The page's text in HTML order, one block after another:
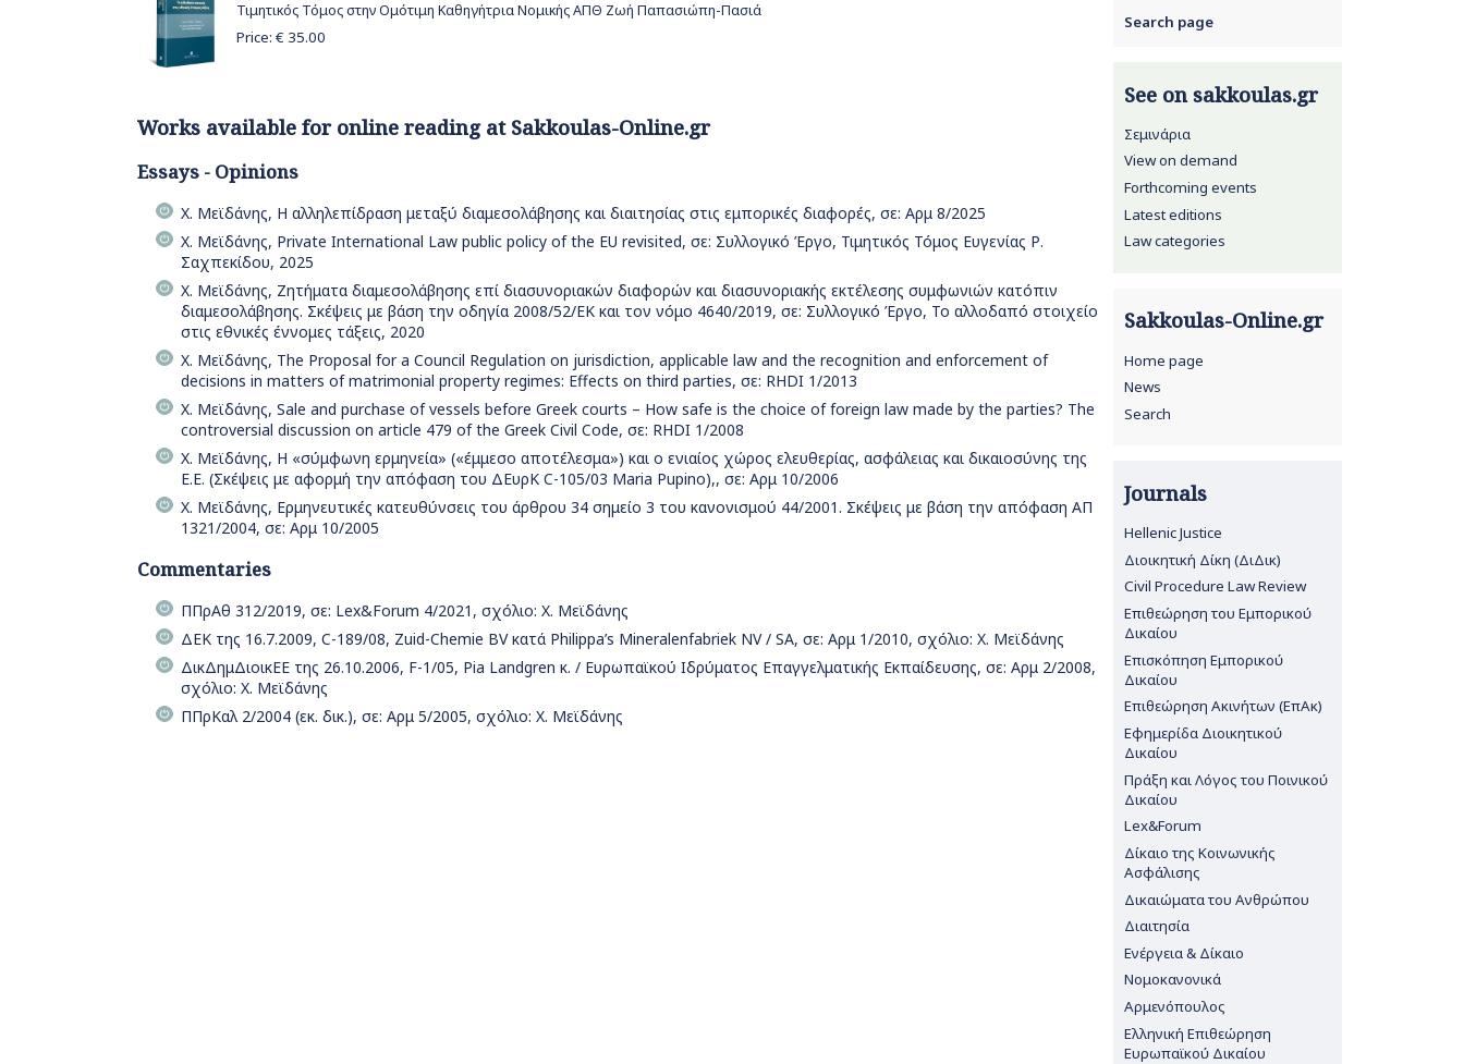
Τιμητικός Τόμος στην Ομότιμη Καθηγήτρια Νομικής ΑΠΘ Ζωή Παπασιώπη-Πασιά
Price: € 35.00
Works available for online reading at Sakkoulas-Online.gr
Essays - Opinions
Χ. Μεϊδάνης, Η αλληλεπίδραση μεταξύ διαμεσολάβησης και διαιτησίας στις εμπορικές διαφορές, σε: Αρμ 8/2025
Χ. Μεϊδάνης, Private International Law public policy of the EU revisited, σε: Συλλογικό Έργο, Τιμητικός Τόμος Ευγενίας Ρ.
Σαχπεκίδου, 2025
Χ. Μεϊδάνης, Ζητήματα διαμεσολάβησης επί διασυνοριακών διαφορών και διασυνοριακής εκτέλεσης συμφωνιών κατόπιν
διαμεσολάβησης. Σκέψεις με βάση την οδηγία 2008/52/ΕΚ και τον νόμο 4640/2019, σε: Συλλογικό Έργο, Το αλλοδαπό στοιχείο
στις εθνικές έννομες τάξεις, 2020
Χ. Μεϊδάνης, The Proposal for a Council Regulation on jurisdiction, applicable law and the recognition and enforcement of
decisions in matters of matrimonial property regimes: Effects on third parties, σε: RHDI 1/2013
Χ. Μεϊδάνης, Sale and purchase of vessels before Greek courts – How safe is the choice of foreign law made by the parties? The
controversial discussion on article 479 of the Greek Civil Code, σε: RHDI 1/2008
Χ. Μεϊδάνης, Η «σύμφωνη ερμηνεία» («έμμεσο αποτέλεσμα») και ο ενιαίος χώρος ελευθερίας, ασφάλειας και δικαιοσύνης της
Ε.Ε. (Σκέψεις με αφορμή την απόφαση του ΔΕυρΚ C-105/03 Maria Pupino),, σε: Αρμ 10/2006
Χ. Μεϊδάνης, Ερμηνευτικές κατευθύνσεις του άρθρου 34 σημείο 3 του κανονισμού 44/2001. Σκέψεις με βάση την απόφαση ΑΠ
1321/2004, σε: Αρμ 10/2005
Commentaries
ΠΠρΑθ 312/2019, σε: Lex&Forum 4/2021, σχόλιο: Χ. Μεϊδάνης
ΔΕΚ της 16.7.2009, C-189/08, Zuid-Chemie BV κατά Philippa’s Mineralenfabriek NV / SA, σε: Αρμ 1/2010, σχόλιο: Χ. Μεϊδάνης
ΔικΔημΔιοικΕΕ της 26.10.2006, F-1/05, Pia Landgren κ. / Ευρωπαϊκού Ιδρύματος Επαγγελματικής Εκπαίδευσης, σε: Αρμ 2/2008,
σχόλιο: Χ. Μεϊδάνης
ΠΠρΚαλ 2/2004 (εκ. δικ.), σε: Αρμ 5/2005, σχόλιο: Χ. Μεϊδάνης
Search page
See on sakkoulas.gr
Σεμινάρια
View on demand
Forthcoming events
Latest editions
Law categories
Sakkoulas-Online.gr
Home page
News
Search
Journals
Hellenic Justice
Διοικητική Δίκη (ΔιΔικ)
Civil Procedure Law Review
Επιθεώρηση του Εμπορικού
Δικαίου
Επισκόπηση Εμπορικού
Δικαίου
Επιθεώρηση Ακινήτων (ΕπΑκ)
Εφημερίδα Διοικητικού
Δικαίου
Πράξη και Λόγος του Ποινικού
Δικαίου
Lex&Forum
Δίκαιο της Κοινωνικής
Ασφάλισης
Δικαιώματα του Ανθρώπου
Διαιτησία
Ενέργεια & Δίκαιο
Νομοκανονικά
Αρμενόπουλος
Ελληνική Επιθεώρηση
Ευρωπαϊκού Δικαίου